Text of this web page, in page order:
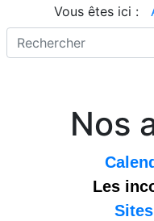
Vous êtes ici :
Nos
Les